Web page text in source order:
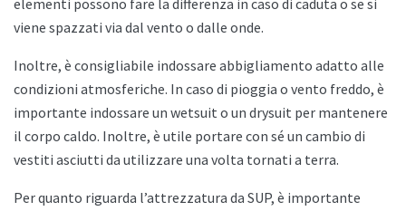
elementi possono fare la differenza in caso di caduta o se si
viene spazzati via dal vento o dalle onde.
Inoltre, è consigliabile indossare abbigliamento adatto alle
condizioni atmosferiche. In caso di pioggia o vento freddo, è
importante indossare un wetsuit o un drysuit per mantenere
il corpo caldo. Inoltre, è utile portare con sé un cambio di
vestiti asciutti da utilizzare una volta tornati a terra.
Per quanto riguarda l’attrezzatura da SUP, è importante